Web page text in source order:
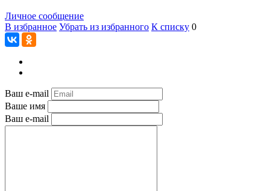
Личное сообщение
В избранное Убрать из избранного К списку 0
Ваш e-mail
Ваше имя
Ваш e-mail